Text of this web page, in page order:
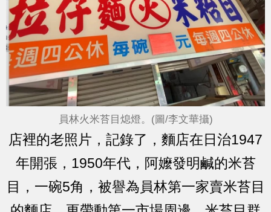
員林火米苔目熄燈。(圖/李文華攝)
店裡的老照片，記錄了，麵店在日治1947
年開張，1950年代，阿嬤發明鹹的米苔
目，一碗5角，被譽為員林第一家賣米苔目